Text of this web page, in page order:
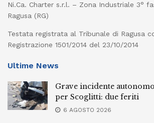
Ni.Ca. Charter s.r.l. – Zona Industriale 3°
Ragusa (RG)
Testata registrata al Tribunale di Ragusa
Registrazione 1501/2014 del 23/10/2014
Ultime News
Grave incidente
per Scoglitti: due feriti
6 AGOSTO 2026